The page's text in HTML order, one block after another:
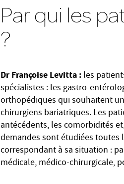
Par qui les
?
Dr Françoise Levitta : les
spécialistes : les gastro-
orthopédiques qui souhaitent
chirurgiens bariatriques. Les
antécédents, les comorbidités
demandes sont étudiées toutes
correspondant à sa situation :
médicale, médico-chirurgicale,